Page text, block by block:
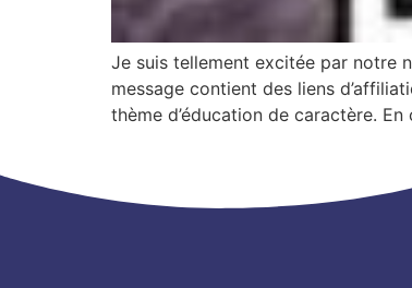
Je suis tellement excitée par notre
message contient des liens
thème d’éducation de caractère.